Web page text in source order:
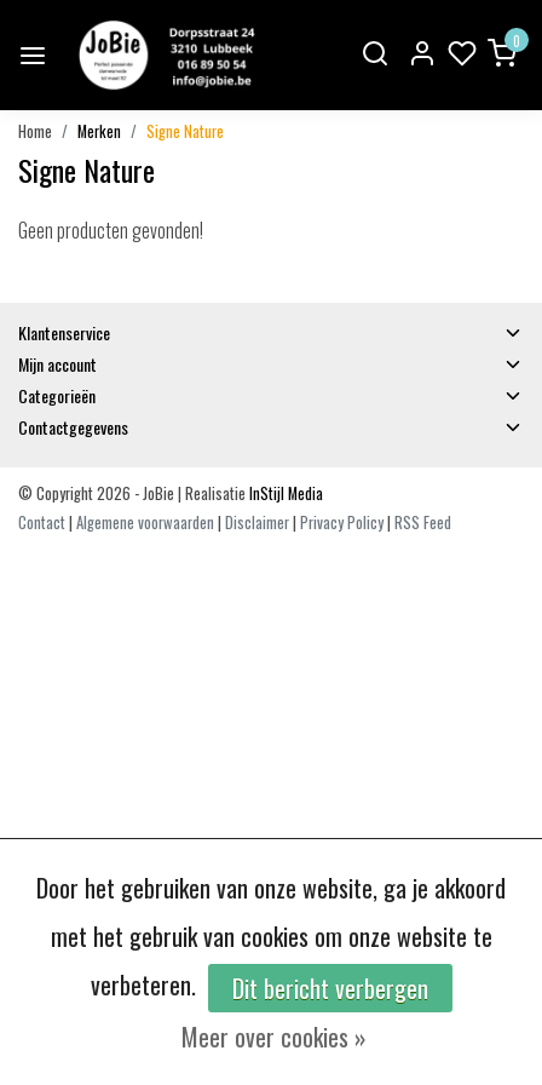
0
Home Merken Signe Nature
Signe Nature
Geen producten gevonden!
Klantenservice
Mijn account
Categorieën
Contactgegevens
© Copyright 2026 - JoBie | Realisatie InStijl Media
Contact| Algemene voorwaarden | Disclaimer| Privacy Policy| RSS Feed
Door het gebruiken van onze website, ga je akkoord
met het gebruik van cookies om onze website te
verbeteren.
Dit bericht verbergen
Meer over cookies »